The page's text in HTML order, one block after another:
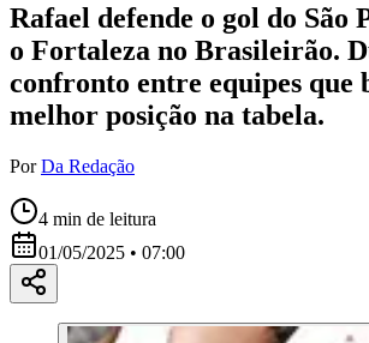
Rafael defende o gol do São
o Fortaleza no Brasileirão.
confronto entre equipes que
melhor posição na tabela.
Por Da Redação
4 min de leitura
01/05/2025 • 07:00